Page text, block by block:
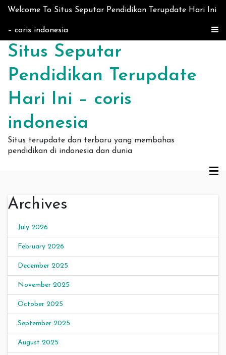
Skip to content
Welcome To Situs Seputar Pendidikan Terupdate Hari Ini
– coris indonesia
Situs Seputar
Pendidikan Terupdate
Hari Ini – coris
indonesia
Situs terupdate dan terbaru yang membahas
pendidikan di indonesia dan dunia
Archives
July 2026
February 2026
December 2025
November 2025
October 2025
September 2025
August 2025